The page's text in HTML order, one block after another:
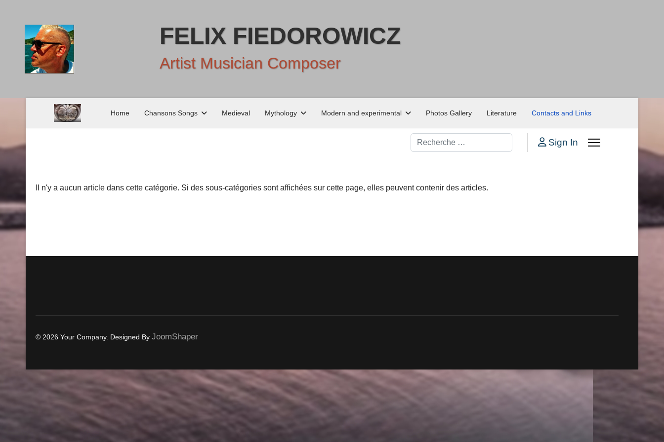
FELIX FIEDOROWICZ
Artist Musician Composer
Home Chansons Songs Medieval Mythology Modern and experimental Photos Gallery Literature Contacts and Links
Rechercher Sign In
Il n'y a aucun article dans cette catégorie. Si des sous-catégories sont affichées sur cette page, elles peuvent contenir des articles.
© 2026 Your Company. Designed By JoomShaper